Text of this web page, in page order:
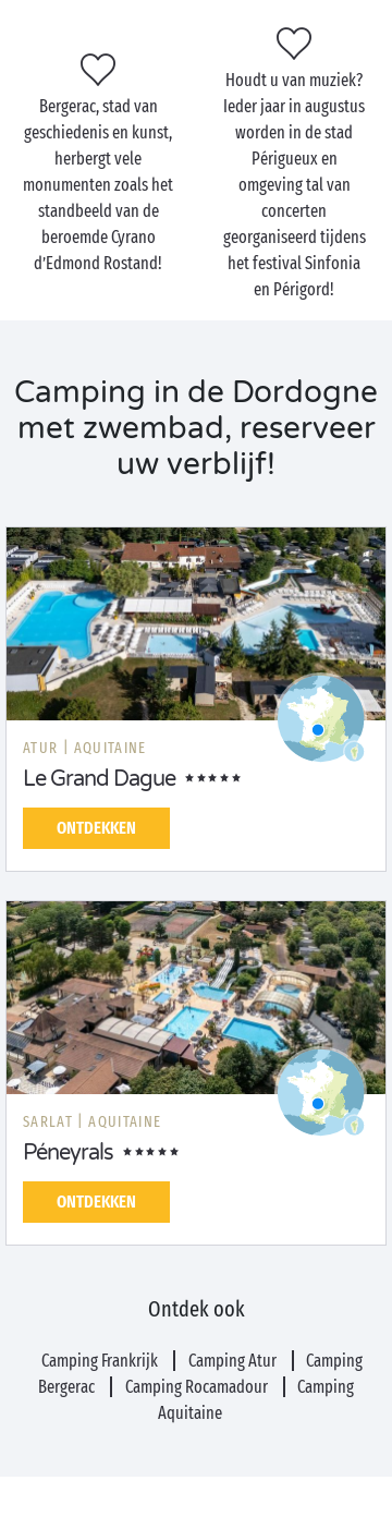
Bergerac, stad van
geschiedenis en kunst,
herbergt vele
monumenten zoals het
standbeeld van de
beroemde Cyrano
d’Edmond Rostand!
Houdt u van muziek?
Ieder jaar in augustus
worden in de stad
Périgueux en
omgeving tal van
concerten
georganiseerd tijdens
het festival Sinfonia
en Périgord!
Camping in de Dordogne
met zwembad, reserveer
uw verblijf!
ATUR | AQUITAINE
Le Grand Dague
ONTDEKKEN
SARLAT | AQUITAINE
Péneyrals
ONTDEKKEN
Ontdek ook
Camping Frankrijk Camping Atur
Camping
Bergerac
Camping Rocamadour
Camping
Aquitaine